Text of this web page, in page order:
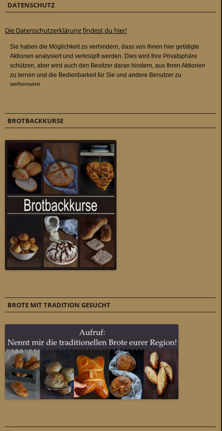
DATENSCHUTZ
Die Datenschutzerklärung findest du hier!
BROTBACKKURSE
BROTE MIT TRADITION GESUCHT